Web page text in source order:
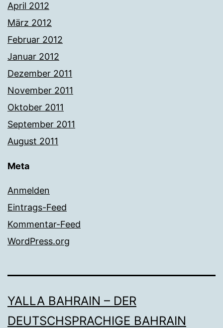
April 2012
März 2012
Februar 2012
Januar 2012
Dezember 2011
November 2011
Oktober 2011
September 2011
August 2011
Meta
Anmelden
Eintrags-Feed
Kommentar-Feed
WordPress.org
YALLA BAHRAIN – DER
DEUTSCHSPRACHIGE BAHRAIN